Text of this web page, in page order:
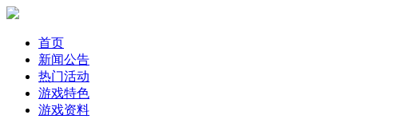
首页
新闻公告
热门活动
游戏特色
游戏资料